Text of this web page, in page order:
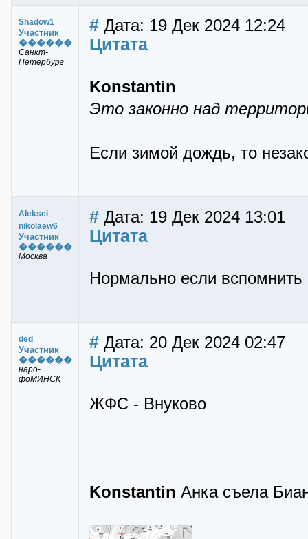
Shadow1
Участник
������
Санкт-
Петербург
# Дата: 19 Дек 2024 12:24
Цитата
Konstantin
Это законно над
Если зимой дождь, то
Aleksei
nikolaew6
Участник
������
Москва
# Дата: 19 Дек 2024 13:01
Цитата
Нормально если вспомнить
ded
Участник
������
наро-
фоМИНСК
# Дата: 20 Дек 2024 02:47
Цитата
ЖФС - Внуково
Konstantin Анка съела